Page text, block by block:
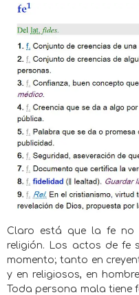
Claro está que la fe no
religión. Los actos de fe
momento; tanto en
y en religiosos, en
Toda persona mala tiene